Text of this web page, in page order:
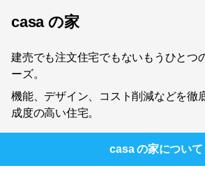
casa の家
建売でも注文住宅でもないもうひとつ
ーズ。
機能、デザイン、コスト削減などを徹
成度の高い住宅。
casa の家について